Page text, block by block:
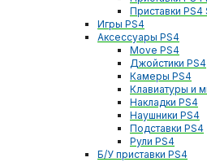
Приставки PS4
Игры PS4
Аксессуары PS4
Move PS4
Джойстики PS4
Камеры PS4
Клавиатуры и
Накладки PS4
Наушники PS4
Подставки PS4
Рули PS4
Б/У приставки PS4